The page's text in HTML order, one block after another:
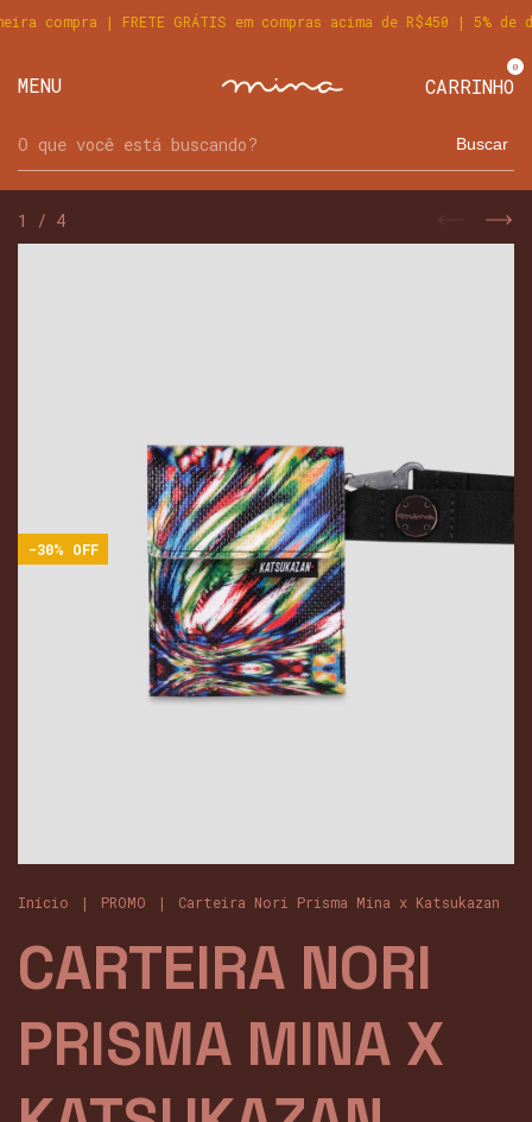
compra | FRETE GRÁTIS em compras acima de R$450 | 5% de
MENU CARRINHO
0
Buscar
1 / 4
-30% OFF
Início | PROMO | Carteira Nori Prisma Mina x Katsukazan
CARTEIRA NORI
PRISMA MINA X